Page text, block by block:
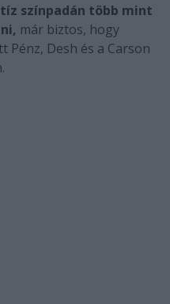
színpadán több mint
már biztos, hogy
Pénz, Desh és a Carson